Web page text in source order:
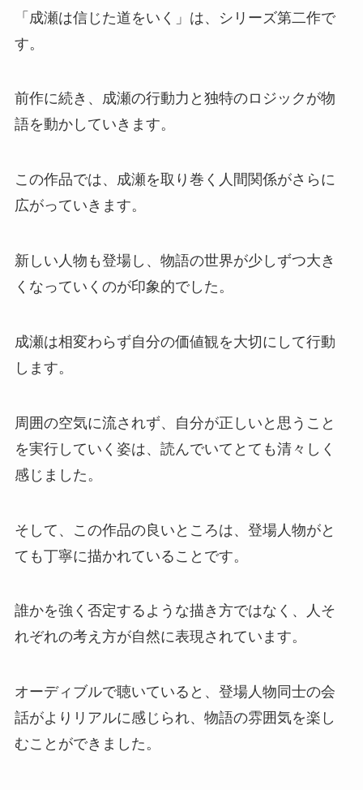
「成瀬は信じた道をいく」は、シリーズ第二作で
す。
前作に続き、成瀬の行動力と独特のロジックが物
語を動かしていきます。
この作品では、成瀬を取り巻く人間関係がさらに
広がっていきます。
新しい人物も登場し、物語の世界が少しずつ大き
くなっていくのが印象的でした。
成瀬は相変わらず自分の価値観を大切にして行動
します。
周囲の空気に流されず、自分が正しいと思うこと
を実行していく姿は、読んでいてとても清々しく
感じました。
そして、この作品の良いところは、登場人物がと
ても丁寧に描かれていることです。
誰かを強く否定するような描き方ではなく、人そ
れぞれの考え方が自然に表現されています。
オーディブルで聴いていると、登場人物同士の会
話がよりリアルに感じられ、物語の雰囲気を楽し
むことができました。